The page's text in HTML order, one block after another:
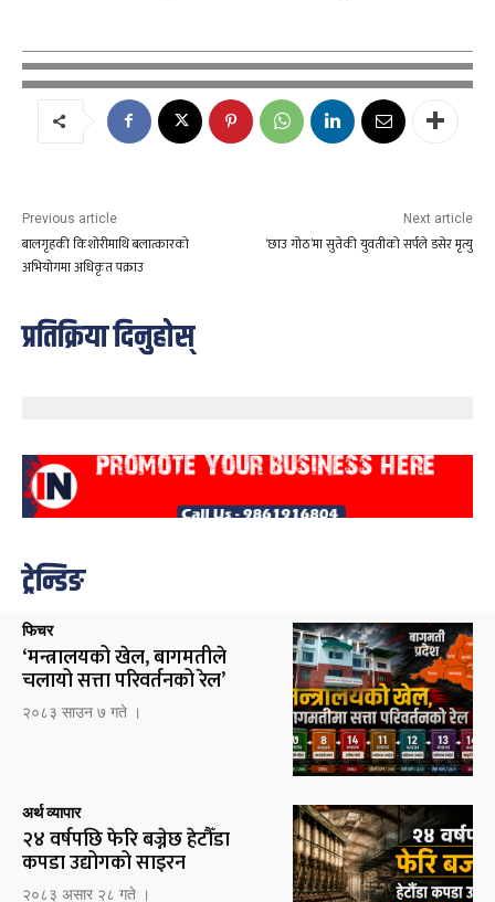
Previous article
बालगृहकी किशोरीमाथि बलात्कारको
अभियोगमा अधिकृत पक्राउ
Next article
‘छाउ गोठ’मा सुतेकी युवतीको सर्पले डसेर मृत्यु
प्रतिक्रिया दिनुहोस्
ट्रेन्डिङ
फिचर
‘मन्त्रालयको खेल, बागमतीले
चलायो सत्ता परिवर्तनको रेल’
२०८३ साउन ७ गते ।
अर्थ व्यापार
२४ वर्षपछि फेरि बज्नेछ हेटौँडा
कपडा उद्योगको साइरन
२०८३ असार २८ गते ।